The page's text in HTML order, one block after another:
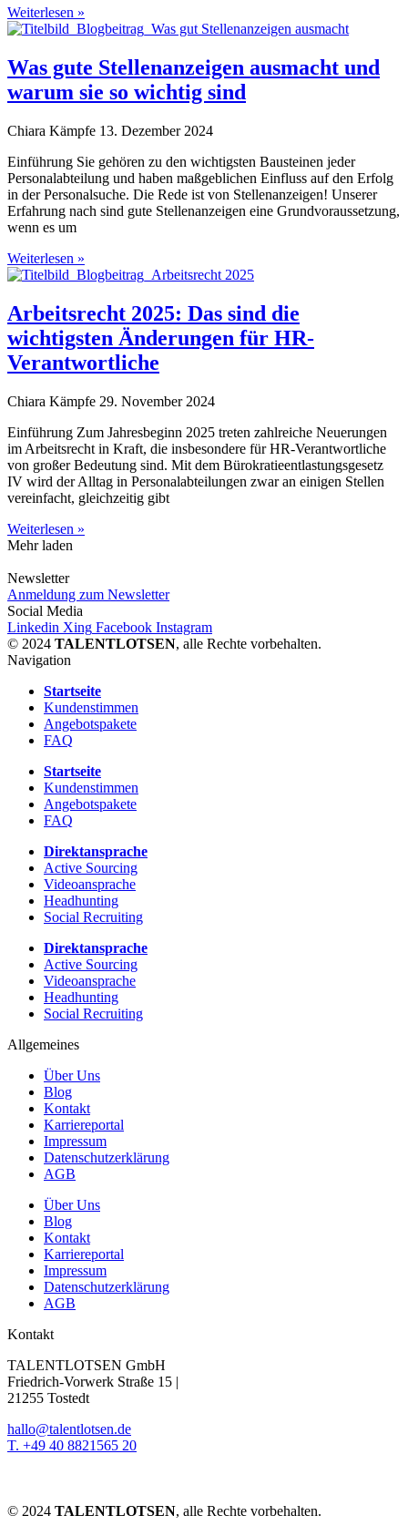
Weiterlesen »
Was gute Stellenanzeigen ausmacht und
warum sie so wichtig sind
Chiara Kämpfe 13. Dezember 2024
Einführung Sie gehören zu den wichtigsten Bausteinen jeder
Personalabteilung und haben maßgeblichen Einfluss auf den Erfolg
in der Personalsuche. Die Rede ist von Stellenanzeigen! Unserer
Erfahrung nach sind gute Stellenanzeigen eine Grundvoraussetzung,
wenn es um
Weiterlesen »
Arbeitsrecht 2025: Das sind die
wichtigsten Änderungen für HR-
Verantwortliche
Chiara Kämpfe 29. November 2024
Einführung Zum Jahresbeginn 2025 treten zahlreiche Neuerungen
im Arbeitsrecht in Kraft, die insbesondere für HR-Verantwortliche
von großer Bedeutung sind. Mit dem Bürokratieentlastungsgesetz
IV wird der Alltag in Personalabteilungen zwar an einigen Stellen
vereinfacht, gleichzeitig gibt
Weiterlesen »
Mehr laden
Newsletter
Anmeldung zum Newsletter
Social Media
Linkedin Xing Facebook Instagram
© 2024 TALENTLOTSEN, alle Rechte vorbehalten.
Navigation
Startseite
Kundenstimmen
Angebotspakete
FAQ
Startseite
Kundenstimmen
Angebotspakete
FAQ
Direktansprache
Active Sourcing
Videoansprache
Headhunting
Social Recruiting
Direktansprache
Active Sourcing
Videoansprache
Headhunting
Social Recruiting
Allgemeines
Über Uns
Blog
Kontakt
Karriereportal
Impressum
Datenschutzerklärung
AGB
Über Uns
Blog
Kontakt
Karriereportal
Impressum
Datenschutzerklärung
AGB
Kontakt
TALENTLOTSEN GmbH
Friedrich-Vorwerk Straße 15 |
21255 Tostedt
hallo@talentlotsen.de
T. +49 40 8821565 20
© 2024 TALENTLOTSEN, alle Rechte vorbehalten.